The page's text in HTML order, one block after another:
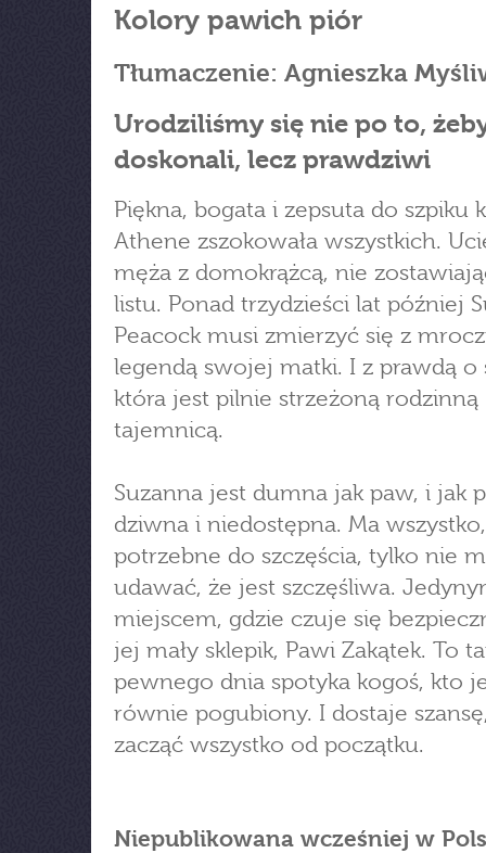
Kolory pawich piór
Tłumaczenie: Agnieszka
Urodziliśmy się nie po to,
doskonali, lecz prawdziwi
Piękna, bogata i zepsuta do szpiku
Athene zszokowała wszystkich.
męża z domokrążcą, nie
listu. Ponad trzydzieści lat później
Peacock musi zmierzyć się z
legendą swojej matki. I z prawdą o
która jest pilnie strzeżoną rodzinną
tajemnicą.
Suzanna jest dumna jak paw, i jak
dziwna i niedostępna. Ma
potrzebne do szczęścia, tylko nie
udawać, że jest szczęśliwa.
miejscem, gdzie czuje się
jej mały sklepik, Pawi Zakątek. To
pewnego dnia spotyka kogoś, kto
równie pogubiony. I dostaje
zacząć wszystko od początku.
Niepublikowana wcześniej w